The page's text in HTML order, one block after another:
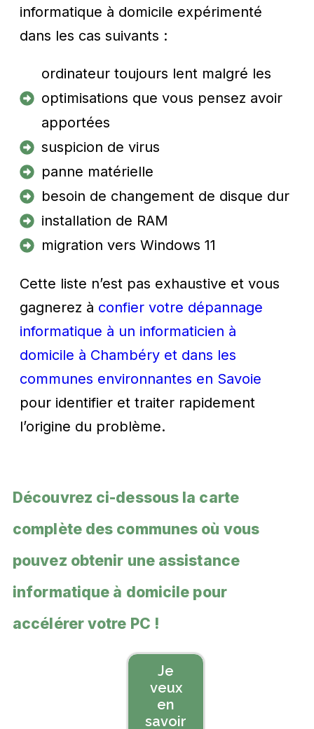
informatique à domicile expérimenté
dans les cas suivants :
ordinateur toujours lent malgré les
optimisations que vous pensez avoir
apportées
suspicion de virus
panne matérielle
besoin de changement de disque dur
installation de RAM
migration vers Windows 11
Cette liste n’est pas exhaustive et vous
gagnerez à confier votre dépannage
informatique à un informaticien à
domicile à Chambéry et dans les
communes environnantes en Savoie
pour identifier et traiter rapidement
l’origine du problème.
Découvrez ci-dessous la carte
complète des communes où vous
pouvez obtenir une assistance
informatique à domicile pour
accélérer votre PC !
Je
veux
en
savoir